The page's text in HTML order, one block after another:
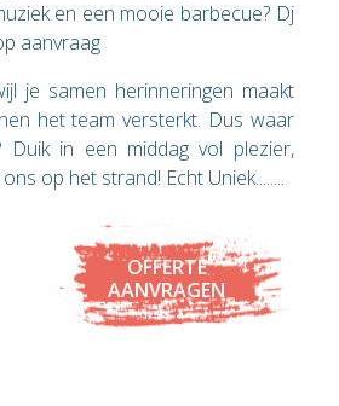
en een mooie barbecue? Dj
aanvraag
je samen herinneringen maakt
het team versterkt. Dus waar
in een middag vol plezier,
op het strand! Echt Uniek........
OFFERTE
AANVRAGEN